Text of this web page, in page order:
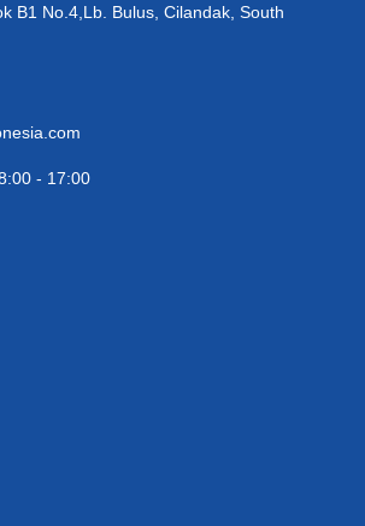
B1 No.4,Lb. Bulus, Cilandak, South
- 17:00